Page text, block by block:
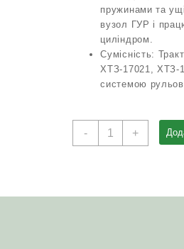
пружинами та
вузол ГУР і
циліндром.
Сумісність:
ХТЗ‑17021,
системою
-
Розподільник
гідропідсилювача
+